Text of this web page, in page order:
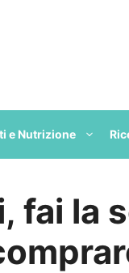
e Nutrizione
fai la